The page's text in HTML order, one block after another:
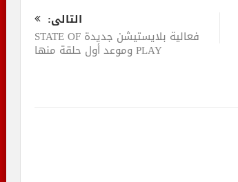
التالى:
فعالية بلايستيشن جديدة STATE OF
PLAY وموعد أول حلقة منها